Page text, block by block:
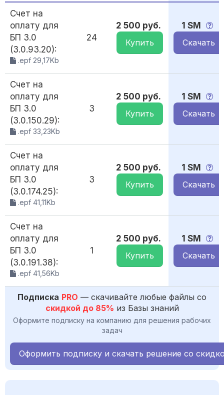
Счет на
оплату для
БП 3.0
(3.0.93.20):
.epf 29,17Kb
24
2 500 руб.
Купить
1 SM
Скачать
Счет на
оплату для
БП 3.0
(3.0.150.29):
.epf 33,23Kb
3
2 500 руб.
Купить
1 SM
Скачать
Счет на
оплату для
БП 3.0
(3.0.174.25):
.epf 41,11Kb
3
2 500 руб.
Купить
1 SM
Скачать
Счет на
оплату для
БП 3.0
(3.0.191.38):
.epf 41,56Kb
1
2 500 руб.
Купить
1 SM
Скачать
Подписка PRO — скачивайте любые файлы со
скидкой до 85% из Базы знаний
Оформите подписку на компанию для решения рабочих
задач
Оформить подписку и скачать решение со